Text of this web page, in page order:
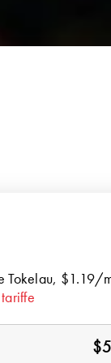
Tokelau, $1.19/
$5